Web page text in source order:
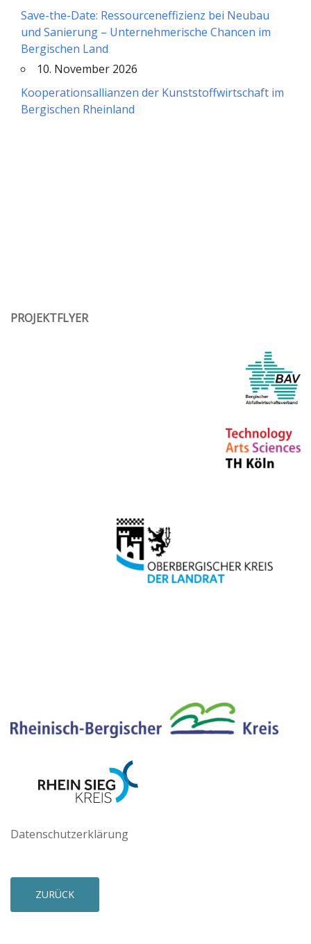
Save-the-Date: Ressourceneffizienz bei Neubau
und Sanierung – Unternehmerische Chancen im
Bergischen Land
10. November 2026
Kooperationsallianzen der Kunststoffwirtschaft im
Bergischen Rheinland
PROJEKTFLYER
Datenschutzerklärung
ZURÜCK